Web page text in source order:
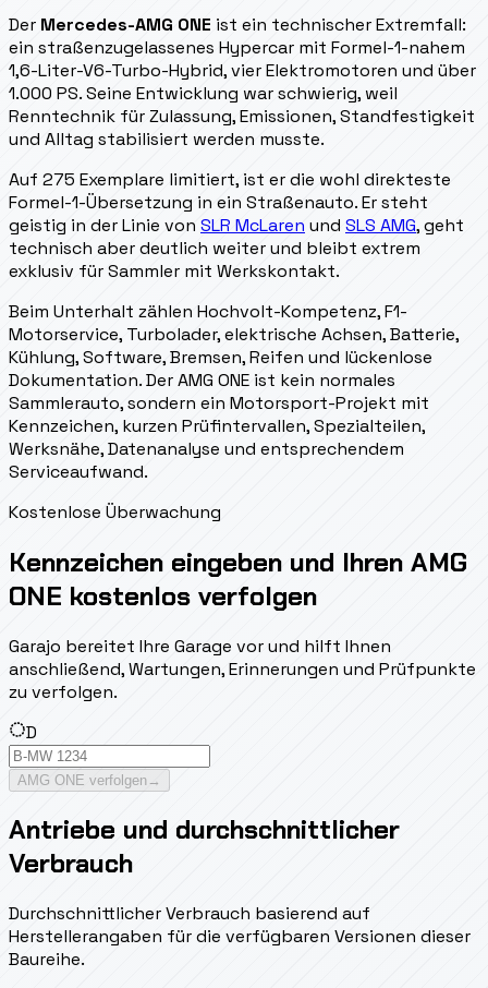
Der Mercedes-AMG ONE ist ein technischer Extremfall:
ein straßenzugelassenes Hypercar mit Formel-1-nahem
1,6-Liter-V6-Turbo-Hybrid, vier Elektromotoren und über
1.000 PS. Seine Entwicklung war schwierig, weil
Renntechnik für Zulassung, Emissionen, Standfestigkeit
und Alltag stabilisiert werden musste.
Auf 275 Exemplare limitiert, ist er die wohl direkteste
Formel-1-Übersetzung in ein Straßenauto. Er steht
geistig in der Linie von SLR McLaren und SLS AMG, geht
technisch aber deutlich weiter und bleibt extrem
exklusiv für Sammler mit Werkskontakt.
Beim Unterhalt zählen Hochvolt-Kompetenz, F1-
Motorservice, Turbolader, elektrische Achsen, Batterie,
Kühlung, Software, Bremsen, Reifen und lückenlose
Dokumentation. Der AMG ONE ist kein normales
Sammlerauto, sondern ein Motorsport-Projekt mit
Kennzeichen, kurzen Prüfintervallen, Spezialteilen,
Werksnähe, Datenanalyse und entsprechendem
Serviceaufwand.
Kostenlose Überwachung
Kennzeichen eingeben und Ihren AMG
ONE kostenlos verfolgen
Garajo bereitet Ihre Garage vor und hilft Ihnen
anschließend, Wartungen, Erinnerungen und Prüfpunkte
zu verfolgen.
D
AMG ONE verfolgen →
Antriebe und durchschnittlicher
Verbrauch
Durchschnittlicher Verbrauch basierend auf
Herstellerangaben für die verfügbaren Versionen dieser
Baureihe.